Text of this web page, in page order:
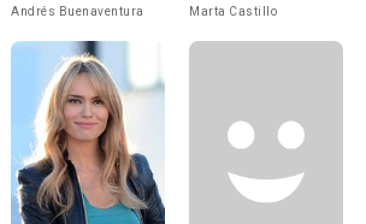
Andrés Buenaventura Marta Castillo